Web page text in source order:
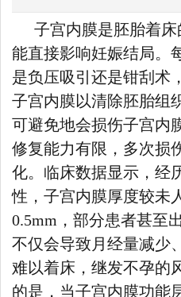
子宫内膜是胚胎着
能直接影响妊娠结局。
是负压吸引还是钳刮术
子宫内膜以清除胚胎组
可避免地会损伤子宫内
修复能力有限，多次损
化。临床数据显示，经
性，子宫内膜厚度较未
0.5mm，部分患者甚至
不仅会导致月经量减少
难以着床，继发不孕的
的是，当子宫内膜功能